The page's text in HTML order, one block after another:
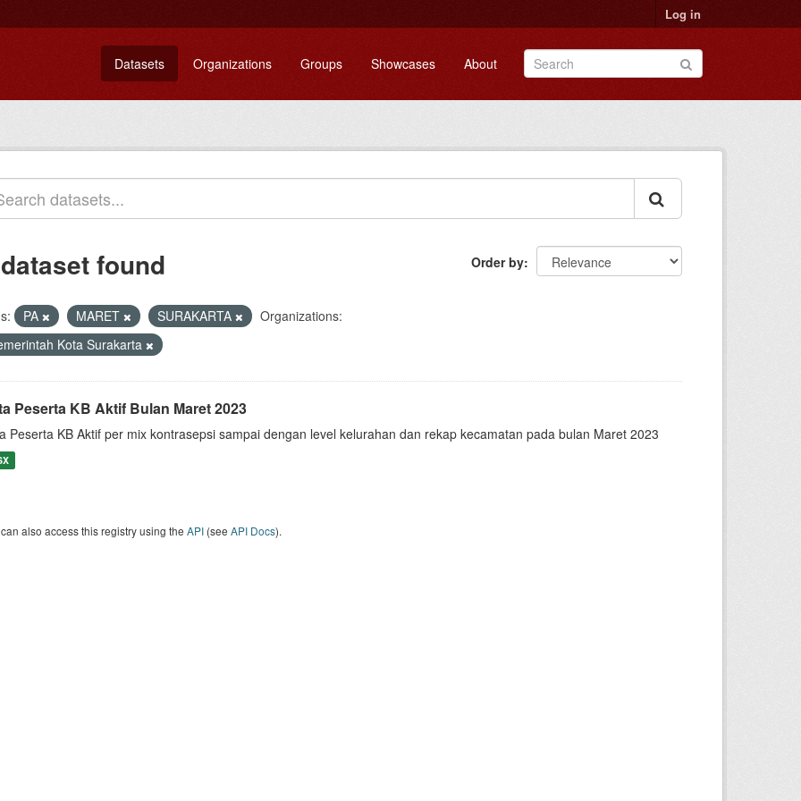
Log in
Datasets Organizations Groups Showcases About
Order by
found
PA MARET SURAKARTA
Organizations:
Kota Surakarta
Peserta KB Aktif Bulan Maret 2023
Peserta KB Aktif per mix kontrasepsi sampai dengan level kelurahan dan rekap kecamatan pada bulan Maret 2023
also access this registry using the API (see API Docs).